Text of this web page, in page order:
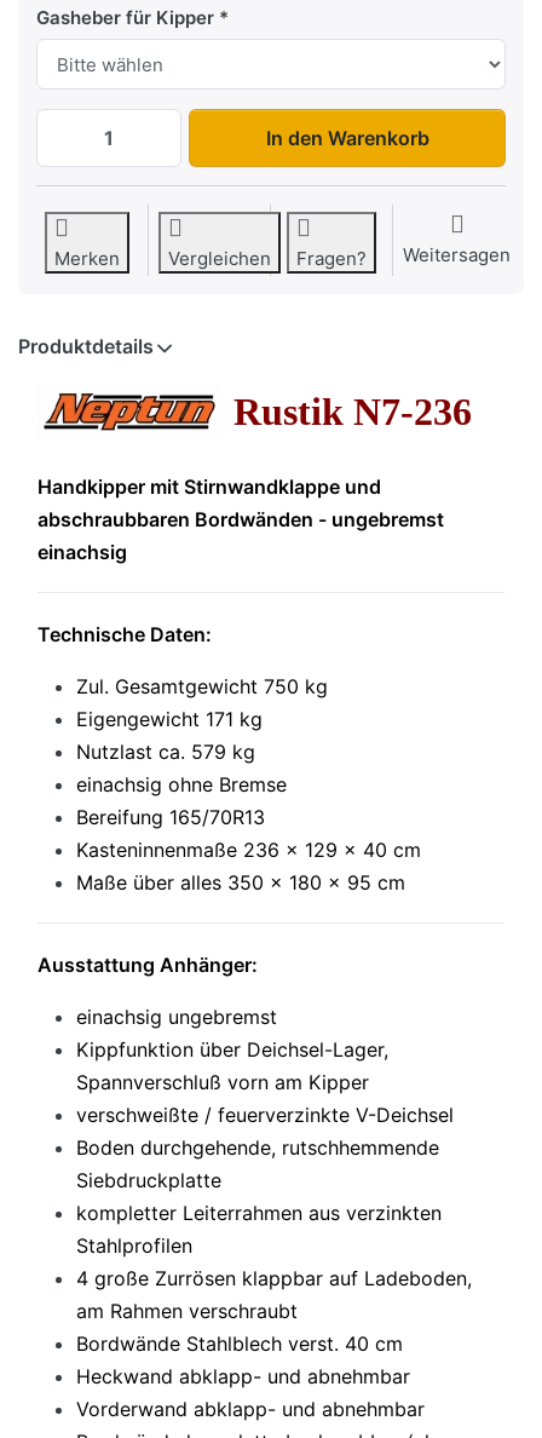
Gasheber für Kipper
Rustik N7-236 zu 1.099,00 €, Menge 1.
In den Warenkorb
Merken Vergleichen Fragen? Weitersagen
Produktdetails
Rustik N7-236
Handkipper mit Stirnwandklappe und
abschraubbaren Bordwänden - ungebremst
einachsig
Technische Daten:
Zul. Gesamtgewicht 750 kg
Eigengewicht 171 kg
Nutzlast ca. 579 kg
einachsig ohne Bremse
Bereifung 165/70R13
Kasteninnenmaße 236 x 129 x 40 cm
Maße über alles 350 x 180 x 95 cm
Ausstattung Anhänger:
einachsig ungebremst
Kippfunktion über Deichsel-Lager,
Spannverschluß vorn am Kipper
verschweißte / feuerverzinkte V-Deichsel
Boden durchgehende, rutschhemmende
Siebdruckplatte
kompletter Leiterrahmen aus verzinkten
Stahlprofilen
4 große Zurrösen klappbar auf Ladeboden,
am Rahmen verschraubt
Bordwände Stahlblech verst. 40 cm
Heckwand abklapp- und abnehmbar
Vorderwand abklapp- und abnehmbar